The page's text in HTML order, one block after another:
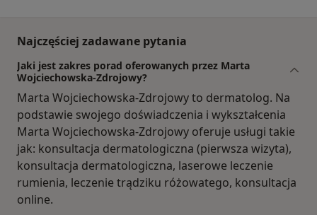
Najczęściej zadawane pytania
Jaki jest zakres porad oferowanych przez Marta
Wojciechowska-Zdrojowy?
Marta Wojciechowska-Zdrojowy to dermatolog. Na
podstawie swojego doświadczenia i wykształcenia
Marta Wojciechowska-Zdrojowy oferuje usługi takie
jak: konsultacja dermatologiczna (pierwsza wizyta),
konsultacja dermatologiczna, laserowe leczenie
rumienia, leczenie trądziku różowatego, konsultacja
online.